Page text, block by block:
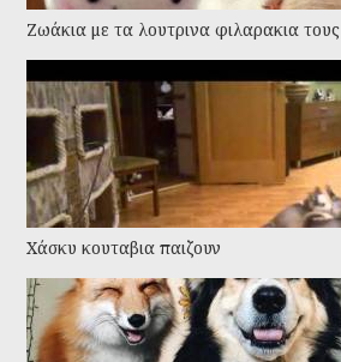
Ζωάκια με τα λουτρινα φιλαρακια τους
Χάσκυ κουταβια παιζουν